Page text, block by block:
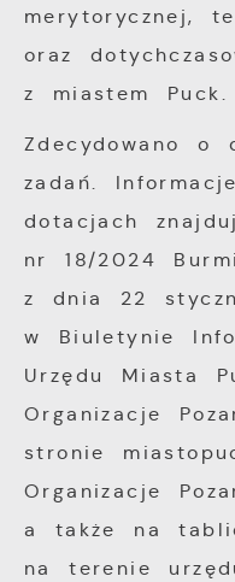
merytorycznej,
oraz
z miastem Puck.
Zdecydowano o
zadań.
dotacjach
nr 18/2024
z dnia 22
w Biuletynie
Urzędu Miasta
Organizacje
stronie
Organizacje
a także na
na terenie